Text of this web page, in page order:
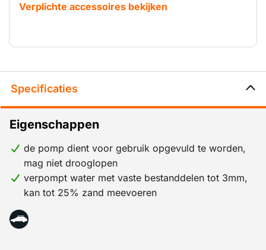
Verplichte accessoires bekijken
Specificaties
Eigenschappen
de pomp dient voor gebruik opgevuld te worden,
mag niet drooglopen
verpompt water met vaste bestanddelen tot 3mm,
kan tot 25% zand meevoeren